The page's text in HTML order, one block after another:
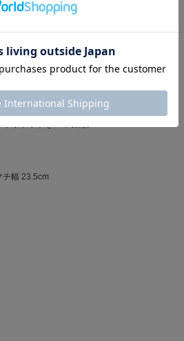
x 深さ20cmのポケット。
さ19cmのメッシュポケットを2つ装備。
チ幅 23.5cm